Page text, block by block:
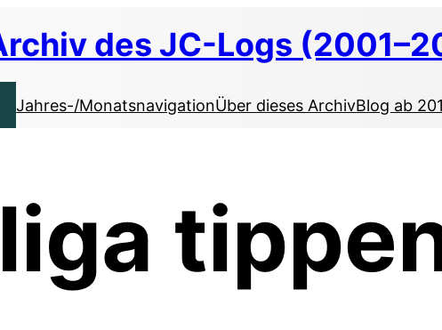
des JC-Logs
Jahres-/MonatsnavigationÜber dieses ArchivBlog ab